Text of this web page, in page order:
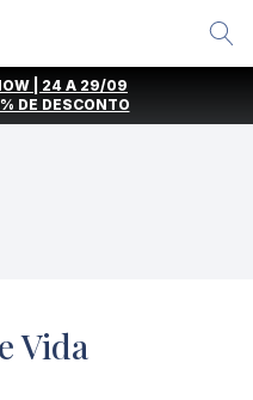
| 24 A 29/09
DE DESCONTO
Vida